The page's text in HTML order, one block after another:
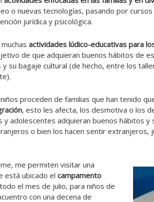
o nuevas tecnologías, pasando por
jurídica y psicológica.
actividades lúdico-educativas para
de que adquieran buenos hábitos de
y su bagaje cultural (de hecho, entre los
proceden de familias que han tenido
, esto les afecta, los desmotiva o los
y adolescentes adquieran buenos hábitos y
o bien los hacen sentir extranjeros,
me permiten visitar una
está ubicado el campamento
el mes de julio, para niños de
con una decena de